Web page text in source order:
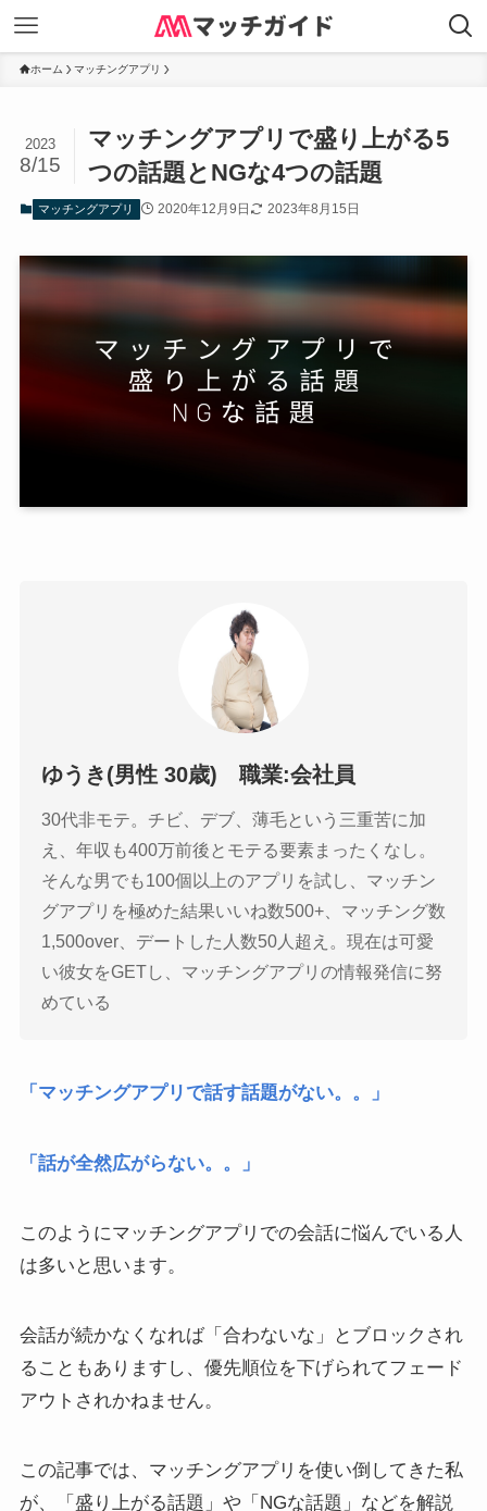
ホーム マッチングアプリ
マッチングアプリで盛り上がる5
つの話題とNGな4つの話題
2023
8/15
マッチングアプリ 2020年12月9日 2023年8月15日
ゆうき(男性 30歳) 職業:会社員
30代非モテ。チビ、デブ、薄毛という三重苦に加
え、年収も400万前後とモテる要素まったくなし。
そんな男でも100個以上のアプリを試し、マッチン
グアプリを極めた結果いいね数500+、マッチング数
1,500over、デートした人数50人超え。現在は可愛
い彼女をGETし、マッチングアプリの情報発信に努
めている
「マッチングアプリで話す話題がない。。」
「話が全然広がらない。。」
このようにマッチングアプリでの会話に悩んでいる人
は多いと思います。
会話が続かなくなれば「合わないな」とブロックされ
ることもありますし、優先順位を下げられてフェード
アウトされかねません。
この記事では、マッチングアプリを使い倒してきた私
が、「盛り上がる話題」や「NGな話題」などを解説